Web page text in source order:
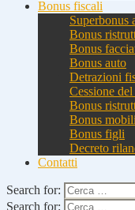
Bonus fiscali
Superbonus
Bonus
Bonus
Bonus auto
Detrazioni
Cessione
Bonus
Bonus mobili
Bonus figli
Decreto
Contatti
Search for:
Search for: